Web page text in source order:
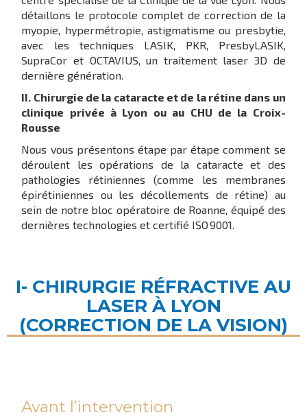
détaillons le protocole complet de correction de la
myopie, hypermétropie, astigmatisme ou presbytie,
avec les techniques LASIK, PKR, PresbyLASIK,
SupraCor et OCTAVIUS, un traitement laser 3D de
dernière génération.
II. Chirurgie de la cataracte et de la rétine dans un
clinique privée à Lyon ou au CHU de la Croix-
Rousse
Nous vous présentons étape par étape comment se
déroulent les opérations de la cataracte et des
pathologies rétiniennes (comme les membranes
épirétiniennes ou les décollements de rétine) au
sein de notre bloc opératoire de Roanne, équipé des
dernières technologies et certifié ISO 9001.
I- CHIRURGIE RÉFRACTIVE AU
LASER À LYON
(CORRECTION DE LA VISION)
Avant l’intervention